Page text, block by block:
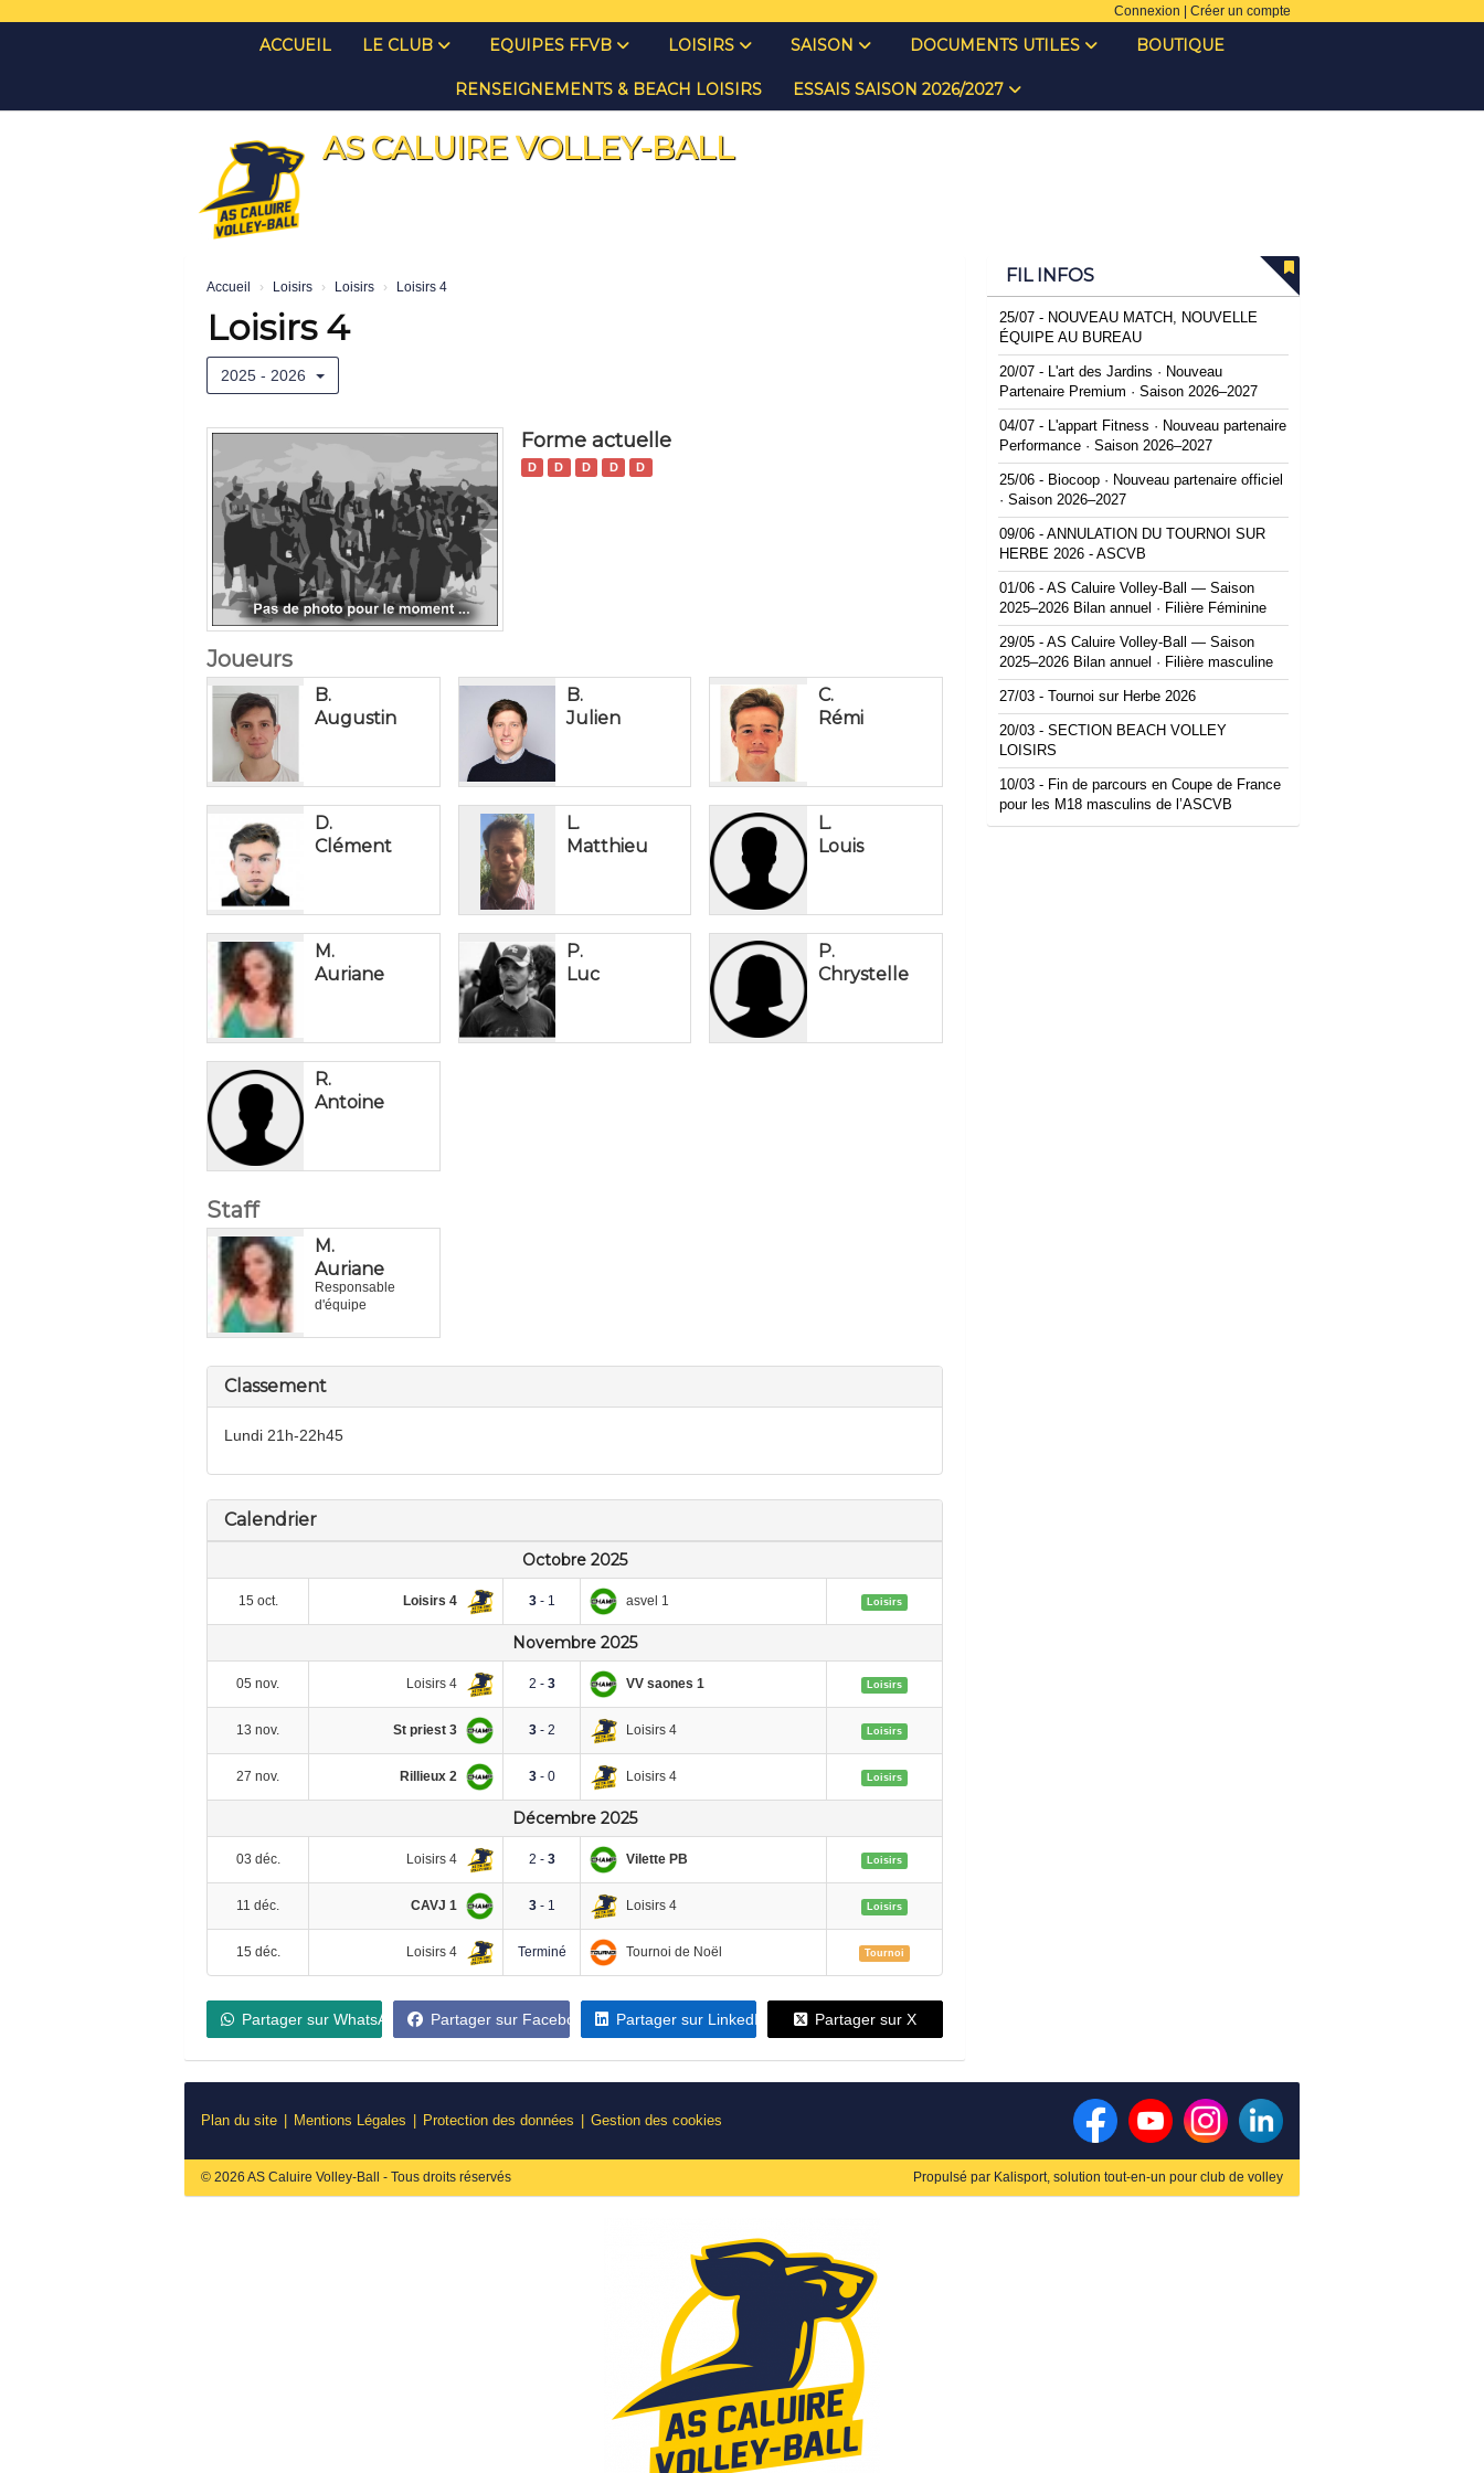
Connexion Créer un compte
ACCUEIL LE CLUB EQUIPES FFVB LOISIRS SAISON DOCUMENTS UTILES BOUTIQUE
RENSEIGNEMENTS & BEACH LOISIRS ESSAIS SAISON 2026/2027
AS CALUIRE VOLLEY-BALL
Accueil Loisirs Loisirs Loisirs 4
Loisirs 4
2025 - 2026
Forme actuelle
D D D D D
Joueurs
B.
Augustin
B.
Julien
C.
Rémi
D.
Clément
L.
Matthieu
L.
Louis
M.
Auriane
P.
Luc
P.
Chrystelle
R.
Antoine
Staff
M.
Auriane
Responsable
d'équipe
Classement
Lundi 21h-22h45
Calendrier
Octobre 2025
15 oct. Loisirs 4 3- 1 asvel 1 Loisirs
Novembre 2025
05 nov. Loisirs 4 2 - 3 VV saones 1 Loisirs
13 nov. St priest 3 3- 2 Loisirs 4 Loisirs
27 nov. Rillieux 2 3- 0 Loisirs 4 Loisirs
Décembre 2025
03 déc. Loisirs 4 2 - 3 Vilette PB Loisirs
11 déc. CAVJ 1 3- 1 Loisirs 4 Loisirs
15 déc. Loisirs 4 Terminé Tournoi de Noël Tournoi
Partager sur WhatsApp Partager sur Facebook Partager sur LinkedIn Partager sur X
FIL INFOS
25/07 - NOUVEAU MATCH, NOUVELLE
ÉQUIPE AU BUREAU
20/07 - L'art des Jardins · Nouveau
Partenaire Premium · Saison 2026–2027
04/07 - L'appart Fitness · Nouveau partenaire
Performance · Saison 2026–2027
25/06 - Biocoop · Nouveau partenaire officiel
· Saison 2026–2027
09/06 -ANNULATION DU TOURNOI SUR
HERBE 2026 - ASCVB
01/06 -AS Caluire Volley-Ball — Saison
2025–2026 Bilan annuel · Filière Féminine
29/05 -AS Caluire Volley-Ball — Saison
2025–2026 Bilan annuel · Filière masculine
27/03 -Tournoi sur Herbe 2026
20/03 -SECTION BEACH VOLLEY
LOISIRS
10/03 - Fin de parcours en Coupe de France
pour les M18 masculins de l’ASCVB
Plan du site Mentions Légales Protection des données Gestion des cookies
© 2026 AS Caluire Volley-Ball - Tous droits réservés Propulsé par Kalisport, solution tout-en-un pour club de volley